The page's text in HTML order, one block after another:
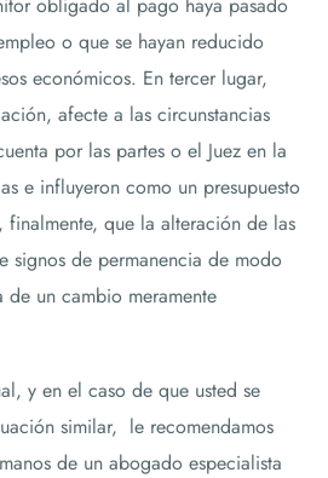
obligado al pago haya pasado
o que se hayan reducido
económicos. En tercer lugar,
afecte a las circunstancias
por las partes o el Juez en la
e influyeron como un presupuesto
finalmente, que la alteración de las
signos de permanencia de modo
un cambio meramente
y en el caso de que usted se
similar, le recomendamos
de un abogado especialista